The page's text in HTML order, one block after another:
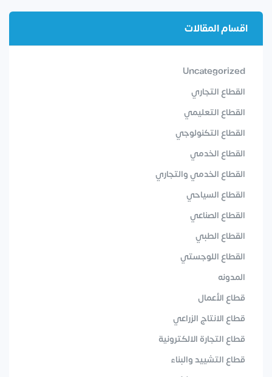
اقسام المقالات
Uncategorized
القطاع التجاري
القطاع التعليمي
القطاع التكنولوجي
القطاع الخدمي
القطاع الخدمي والتجاري
القطاع السياحي
القطاع الصناعي
القطاع الطبي
القطاع اللوجستي
المدونه
قطاع الأعمال
قطاع الانتاج الزراعي
قطاع التجارة الالكترونية
قطاع التشييد والبناء